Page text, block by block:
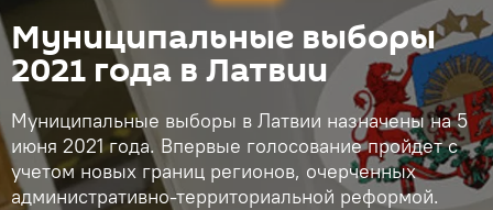
Муниципальные выборы
2021 года в Латвии
Муниципальные выборы в Латвии назначены на 5
июня 2021 года. Впервые голосование пройдет с
учетом новых границ регионов, очерченных
административно-территориальной реформой.